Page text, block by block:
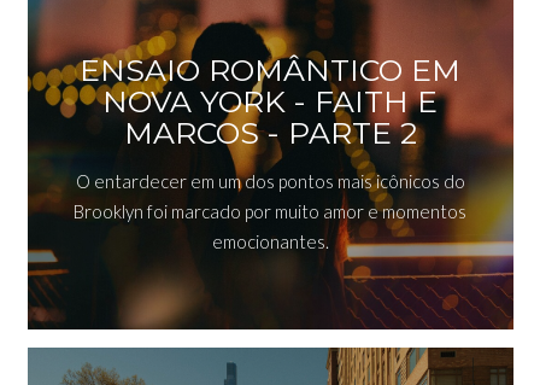
ENSAIO ROMÂNTICO EM
NOVA YORK - FAITH E
MARCOS - PARTE 2
O entardecer em um dos pontos mais icônicos do
Brooklyn foi marcado por muito amor e momentos
emocionantes.